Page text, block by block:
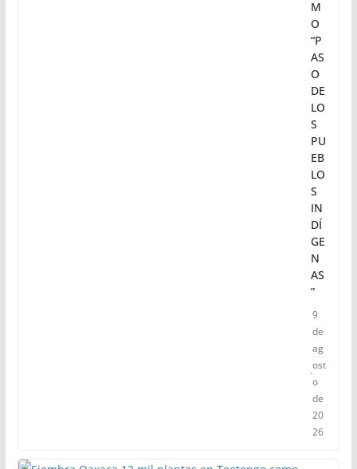
M
O
“P
AS
O
DE
LO
S
PU
EB
LO
S
IN
DÍ
GE
N
AS
”
9
de
ag
ost
o
de
20
26